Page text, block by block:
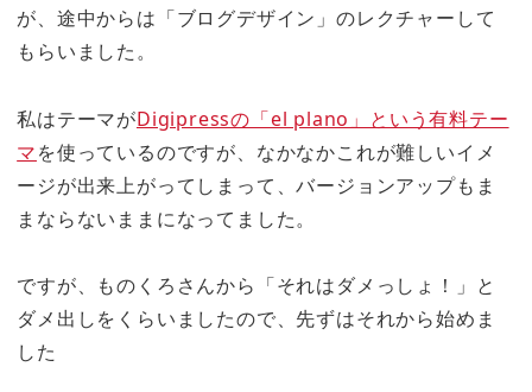
が、途中からは「ブログデザイン」のレクチャーして
もらいました。
私はテーマがDigipressの「el plano」という有料テー
マを使っているのですが、なかなかこれが難しいイメ
ージが出来上がってしまって、バージョンアップもま
まならないままになってました。
ですが、ものくろさんから「それはダメっしょ！」と
ダメ出しをくらいましたので、先ずはそれから始めま
した